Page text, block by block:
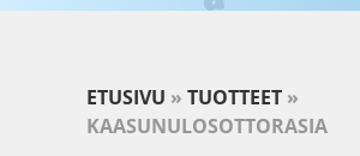
ETUSIVU » TUOTTEET »
KAASUNULOSOTTORASIA